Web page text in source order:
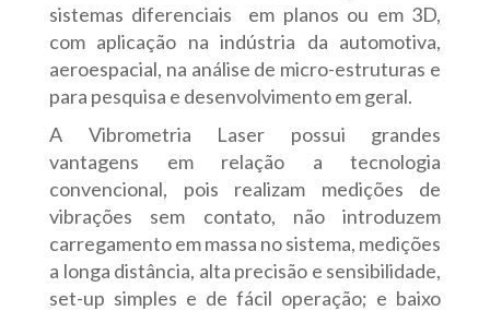
sistemas diferenciais em planos ou em 3D,
com aplicação na indústria da automotiva,
aeroespacial, na análise de micro-estruturas e
para pesquisa e desenvolvimento em geral.
A Vibrometria Laser possui grandes
vantagens em relação a tecnologia
convencional, pois realizam medições de
vibrações sem contato, não introduzem
carregamento em massa no sistema, medições
a longa distância, alta precisão e sensibilidade,
set-up simples e de fácil operação; e baixo